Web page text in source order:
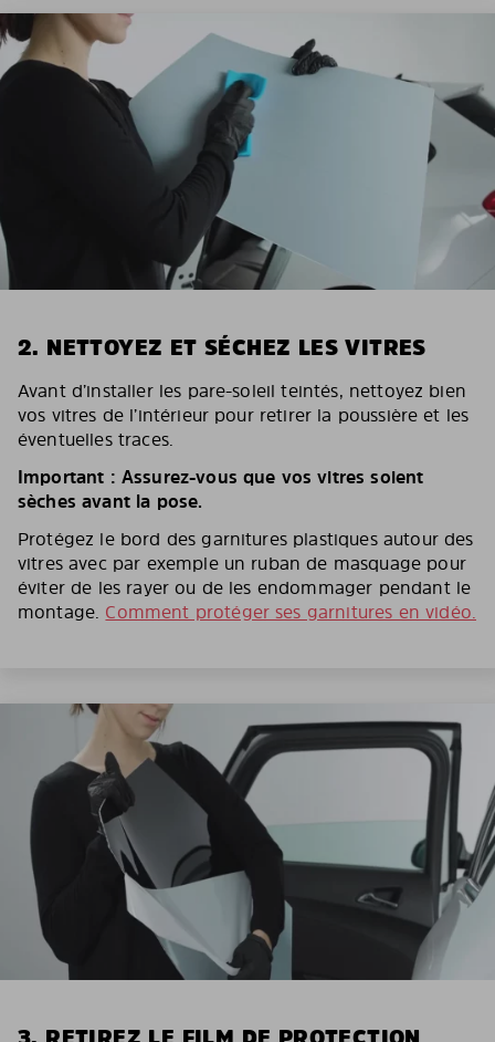
2. NETTOYEZ ET SÉCHEZ LES VITRES
Avant d’installer les pare-soleil teintés, nettoyez bien
vos vitres de l’intérieur pour retirer la poussière et les
éventuelles traces.
Important : Assurez-vous que vos vitres soient
sèches avant la pose.
Protégez le bord des garnitures plastiques autour des
vitres avec par exemple un ruban de masquage pour
éviter de les rayer ou de les endommager pendant le
montage. Comment protéger ses garnitures en vidéo.